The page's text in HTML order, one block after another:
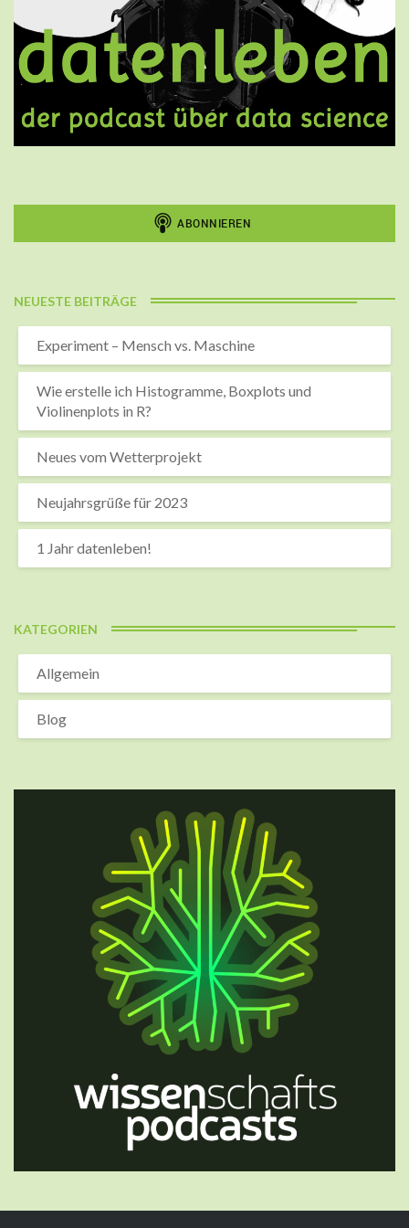
NEUESTE BEITRÄGE
Experiment – Mensch vs. Maschine
Wie erstelle ich Histogramme, Boxplots und
Violinenplots in R?
Neues vom Wetterprojekt
Neujahrsgrüße für 2023
1 Jahr datenleben!
KATEGORIEN
Allgemein
Blog